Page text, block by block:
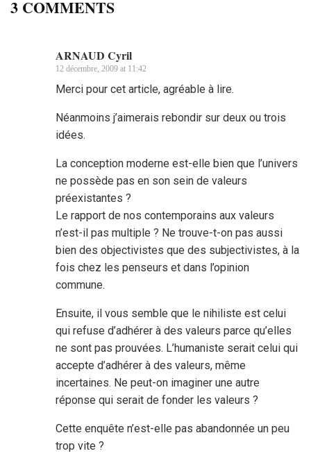
3 COMMENTS
ARNAUD Cyril
12 décembre, 2009 at 11:42
Merci pour cet article, agréable à lire.
Néanmoins j’aimerais rebondir sur deux ou trois
idées.
La conception moderne est-elle bien que l’univers
ne possède pas en son sein de valeurs
préexistantes ?
Le rapport de nos contemporains aux valeurs
n’est-il pas multiple ? Ne trouve-t-on pas aussi
bien des objectivistes que des subjectivistes, à la
fois chez les penseurs et dans l’opinion
commune.
Ensuite, il vous semble que le nihiliste est celui
qui refuse d’adhérer à des valeurs parce qu’elles
ne sont pas prouvées. L’humaniste serait celui qui
accepte d’adhérer à des valeurs, même
incertaines. Ne peut-on imaginer une autre
réponse qui serait de fonder les valeurs ?
Cette enquête n’est-elle pas abandonnée un peu
trop vite ?